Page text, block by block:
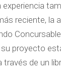
reciente, la
proyecto
de un